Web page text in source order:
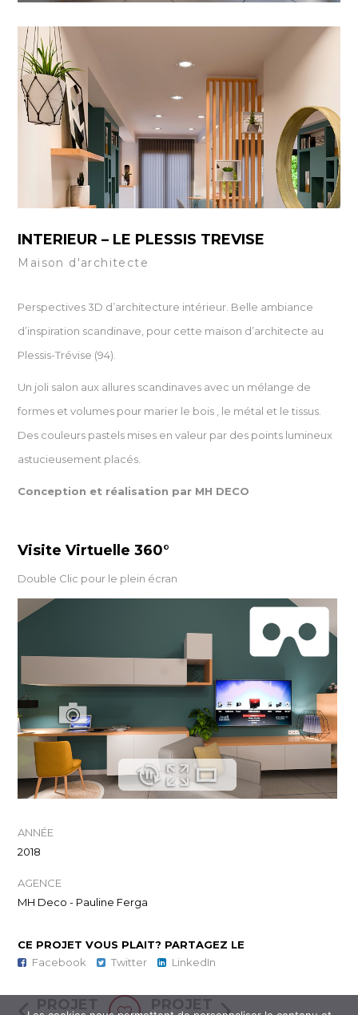
INTERIEUR – LE PLESSIS TREVISE
Maison d'architecte
Perspectives 3D d’architecture intérieur. Belle ambiance
d’inspiration scandinave, pour cette maison d’architecte au
Plessis-Trévise (94).
Un joli salon aux allures scandinaves avec un mélange de
formes et volumes pour marier le bois , le métal et le tissus.
Des couleurs pastels mises en valeur par des points lumineux
astucieusement placés.
Conception et réalisation par MH DECO
Visite Virtuelle 360°
Double Clic pour le plein écran
ANNÉE
2018
AGENCE
MH Deco - Pauline Ferga
CE PROJET VOUS PLAIT? PARTAGEZ LE
Facebook
Twitter LinkedIn
PROJET PROJET